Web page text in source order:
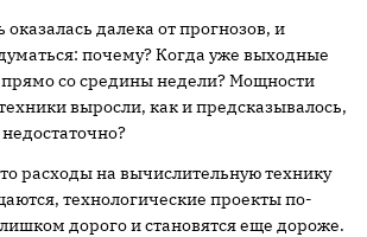
оказалась далека от прогнозов, и
почему? Когда уже выходные
прямо со средины недели? Мощности
выросли, как и предсказывалось,
расходы на вычислительную технику
технологические проекты по-
дорого и становятся еще дороже.